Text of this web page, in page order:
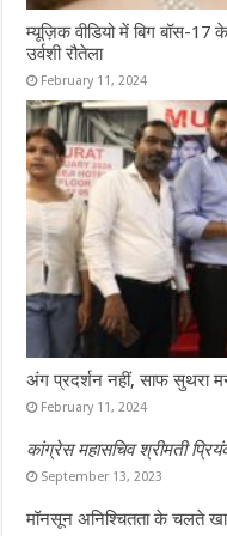
म्यूज़िक वीडियो में बिग बॉस-
उर्वशी रौतेला
February 11, 2024
अंग प्रदर्शन नहीं, साफ सुथरा
February 11, 2024
कांग्रेस महासचिव श्रीमती
September 13, 2023
मॉनसून अनिश्चितता के चलते